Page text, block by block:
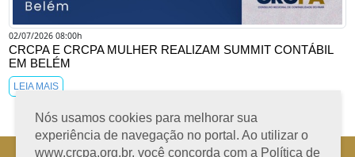
02/07/2026 08:00h
CRCPA E CRCPA MULHER REALIZAM SUMMIT CONTÁBIL
EM BELÉM
LEIA MAIS
Nós usamos cookies para melhorar sua
experiência de navegação no portal. Ao utilizar o
www.crcpa.org.br, você concorda com a Política de